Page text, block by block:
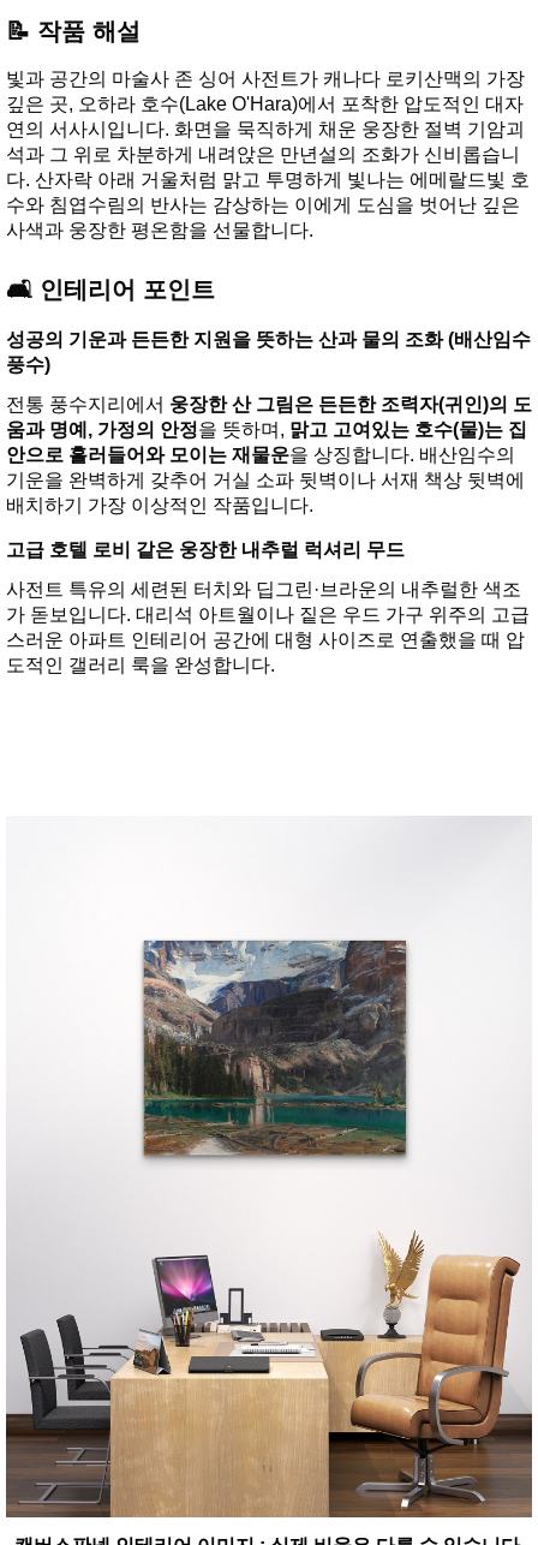
📝 작품 해설
빛과 공간의 마술사 존 싱어 사전트가 캐나다 로키산맥의 가장
깊은 곳, 오하라 호수(Lake O'Hara)에서 포착한 압도적인 대자
연의 서사시입니다. 화면을 묵직하게 채운 웅장한 절벽 기암괴
석과 그 위로 차분하게 내려앉은 만년설의 조화가 신비롭습니
다. 산자락 아래 거울처럼 맑고 투명하게 빛나는 에메랄드빛 호
수와 침엽수림의 반사는 감상하는 이에게 도심을 벗어난 깊은
사색과 웅장한 평온함을 선물합니다.
🛋️ 인테리어 포인트
성공의 기운과 든든한 지원을 뜻하는 산과 물의 조화 (배산임수
풍수)
전통 풍수지리에서 웅장한 산 그림은 든든한 조력자(귀인)의 도
움과 명예, 가정의 안정을 뜻하며, 맑고 고여있는 호수(물)는 집
안으로 흘러들어와 모이는 재물운을 상징합니다. 배산임수의
기운을 완벽하게 갖추어 거실 소파 뒷벽이나 서재 책상 뒷벽에
배치하기 가장 이상적인 작품입니다.
고급 호텔 로비 같은 웅장한 내추럴 럭셔리 무드
사전트 특유의 세련된 터치와 딥그린·브라운의 내추럴한 색조
가 돋보입니다. 대리석 아트월이나 짙은 우드 가구 위주의 고급
스러운 아파트 인테리어 공간에 대형 사이즈로 연출했을 때 압
도적인 갤러리 룩을 완성합니다.